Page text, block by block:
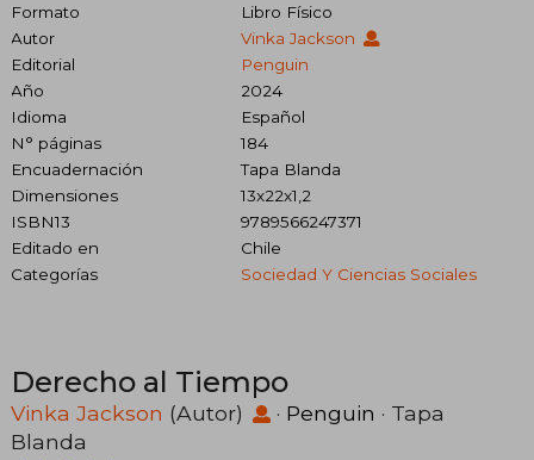
Formato
Libro Físico
Autor
Vinka Jackson
Editorial
Penguin
Año
2024
Idioma
Español
N° páginas
184
Encuadernación
Tapa Blanda
Dimensiones
13x22x1,2
ISBN13
9789566247371
Editado en
Chile
Categorías
Sociedad Y Ciencias Sociales
Derecho al Tiempo
Vinka Jackson (Autor) · Penguin · Tapa
Blanda